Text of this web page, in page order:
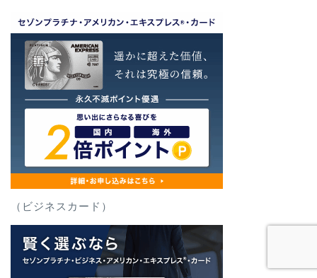
（ビジネスカード）